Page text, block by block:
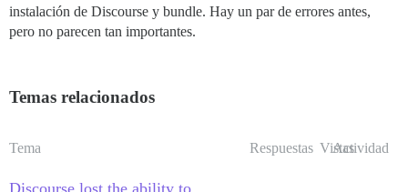
instalación de Discourse y bundle. Hay un par de errores antes,
pero no parecen tan importantes.
Temas relacionados
Tema Respuestas Vistas
Actividad